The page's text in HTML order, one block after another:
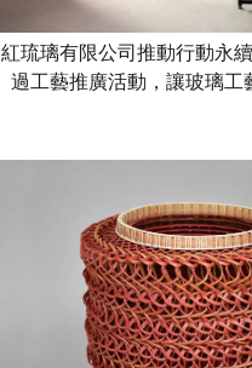
紅琉璃有限公司推動行動永
過工藝推廣活動，讓玻璃工